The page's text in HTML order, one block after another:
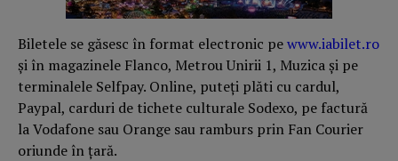
Biletele se găsesc în format electronic pewww.iabilet.ro
și în magazinele Flanco, Metrou Unirii 1, Muzica și pe
terminalele Selfpay. Online, puteți plăti cu cardul,
Paypal, carduri de tichete culturale Sodexo, pe factură
la Vodafone sau Orange sau ramburs prin Fan Courier
oriunde în țară.